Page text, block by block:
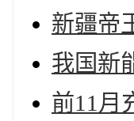
新疆帝
我国新
前11月